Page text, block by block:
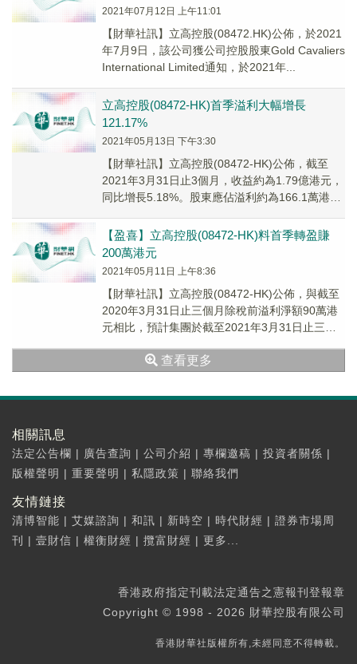
2021年07月12日 上午11:01
【財華社訊】立高控股(08472.HK)公佈，於2021
年7月9日，該公司獲公司控股股東Gold Cavaliers
International Limited通知，於2021年...
立高控股(08472-HK)首季溢利大幅增長
121.17%
2021年05月13日 下午3:30
【財華社訊】立高控股(08472-HK)公佈，截至
2021年3月31日止3個月，收益約為1.79億港元，
同比增長5.18%。股東應佔溢利約為166.1萬港
【盈喜】立高控股(08472-HK)料首季轉盈賺
200萬港元
2021年05月11日 上午8:36
【財華社訊】立高控股(08472-HK)公佈，與截至
2020年3月31日止三個月除稅前溢利淨額90萬港
元相比，預計集團於截至2021年3月31日止三個
查看更多
相關訊息
法定公告欄 | 廣告查詢 | 公司介紹 | 專欄邀稿 | 投資者關係 |
版權聲明 | 重要聲明 | 私隱政策 | 聯絡我們
友情鏈接
清博智能 | 艾媒諮詢 | 和訊 | 新時空 | 時代財經 | 證券市場周
刊
| 壹財信 | 權衡財經 | 攬富財經 | 更多...
香港政府指定刊載法定通告之憲報刊登報章
Copyright © 1998 - 2026 財華控股有限公司
香港財華社版權所有,未經同意不得轉載。